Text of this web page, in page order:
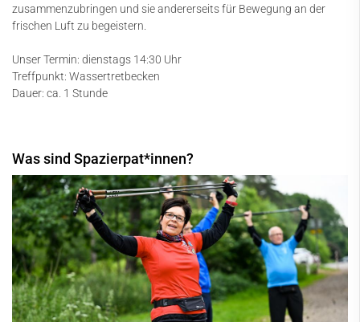
zusammenzubringen und sie andererseits für Bewegung an der
frischen Luft zu begeistern.
Unser Termin: dienstags 14:30 Uhr
Treffpunkt: Wassertretbecken
Dauer: ca. 1 Stunde
Was sind Spazierpat*innen?